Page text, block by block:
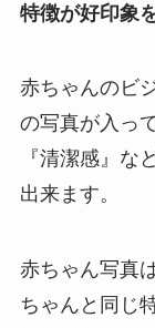
特徴が好印象
赤ちゃんのビ
の写真が入っ
『清潔感』な
出来ます。
赤ちゃん写真
ちゃんと同じ